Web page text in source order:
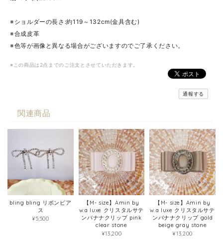
※ショルダーの長さ:約119～132cm(金具含む)
※合成皮革
※色等が画像と異なる場合がございますのでご了承ください。
※この商品は2点までのご注文とさせていただきます。
通報する
関連商品
bling bling リボンピア
ス
¥5,500
【M- size】Amin by
w.a luxe クリスタルサテ
ンバナナクリップ pink
clear stone
¥13,200
【M- size】Amin by
w.a luxe クリスタルサテ
ンバナナクリップ gold
beige gray stone
¥13,200